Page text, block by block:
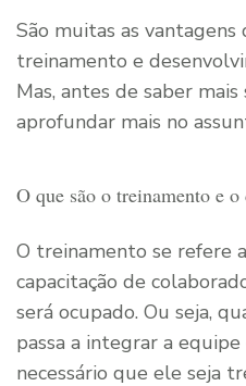
São muitas as
treinamento e
Mas, antes de saber
aprofundar mais no
O que são o treinamento e
O treinamento se refere
capacitação de
será ocupado. Ou seja,
passa a integrar a
necessário que ele seja